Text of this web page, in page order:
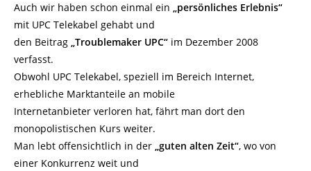
Auch wir haben schon einmal ein „persönliches Erlebnis“
mit UPC Telekabel gehabt und
den Beitrag „Troublemaker UPC“ im Dezember 2008
verfasst.
Obwohl UPC Telekabel, speziell im Bereich Internet,
erhebliche Marktanteile an mobile
Internetanbieter verloren hat, fährt man dort den
monopolistischen Kurs weiter.
Man lebt offensichtlich in der „guten alten Zeit“, wo von
einer Konkurrenz weit und